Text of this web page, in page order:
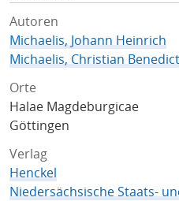
Autoren
Michaelis, Johann Heinrich
Michaelis, Christian Benedict
Orte
Halae Magdeburgicae
Göttingen
Verlag
Henckel
Niedersächsische Staats-